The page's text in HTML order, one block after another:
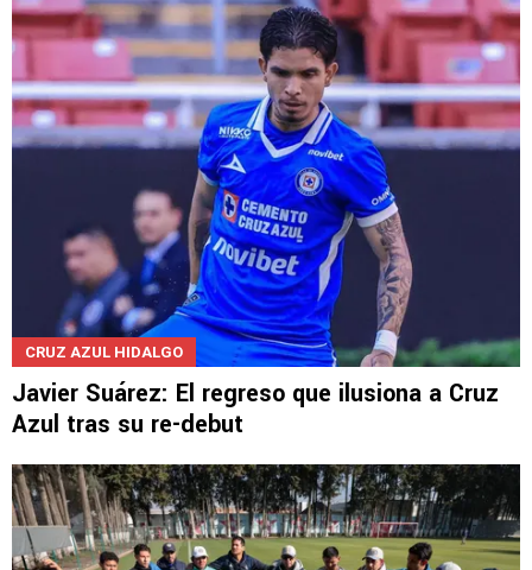
CRUZ AZUL HIDALGO
Javier Suárez: El regreso que ilusiona a Cruz
Azul tras su re-debut